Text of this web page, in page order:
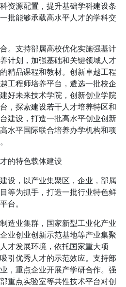
资源配置，提升基础学科建设条
批能够承载高水平人才的学科交
支持部属高校优化实施强基计
计划，加强基础和关键领域人才
精品课程和教材。创新卓越工程
工程师培养平台，遴选一批校企
好未来技术学院，创新创业学院
，探索建设若干人才培养特区和
建设，打造一批高水平创业创新
水平国际联合培养办学机构和项
的特色载体建设
，以产业集聚区，企业，部属
等为抓手，打造一批行业特色鲜
台。
业集群，国家新型工业化产业
业创业创新示范基地等产业集聚
才发展环境，依托国家重大项
引优秀人才的示范效应。支持部
，重点企业开展产学研合作。强
重点实验室等共性技术平台对创